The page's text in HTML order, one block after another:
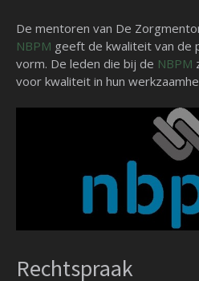
De mentoren van De
NBPM geeft de kwaliteit van de
vorm. De leden die bij de NBPM
voor kwaliteit in hun
Rechtspraak